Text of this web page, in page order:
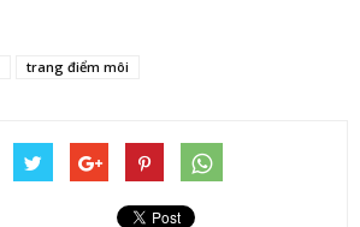
trang điểm môi